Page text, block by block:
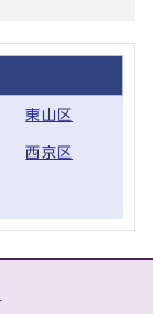
東山区
西京区